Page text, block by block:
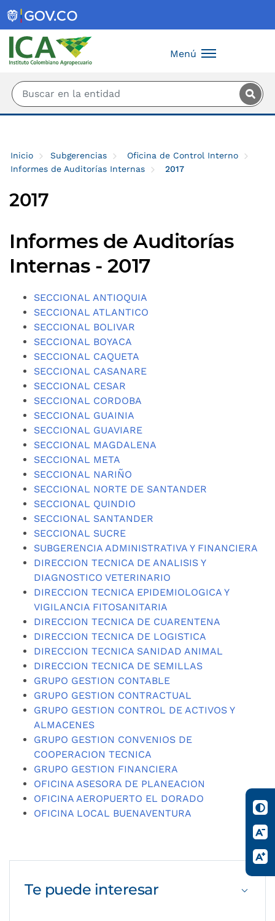
Menú
Inicio Subgerencias
Oficina de Control Interno
Informes de Auditorías Internas
2017
2017
Informes de Auditorías
Internas - 2017
SECCIONAL ANTIOQUIA
SECCIONAL ATLANTICO
SECCIONAL BOLIVAR
SECCIONAL BOYACA
SECCIONAL CAQUETA
SECCIONAL CASANARE
SECCIONAL CESAR
SECCIONAL CORDOBA
SECCIONAL GUAINIA
SECCIONAL GUAVIARE
SECCIONAL MAGDALENA
SECCIONAL META
SECCIONAL NARIÑO
SECCIONAL NORTE DE SANTANDER
SECCIONAL QUINDIO
SECCIONAL SANTANDER
SECCIONAL SUCRE
SUBGERENCIA ADMINISTRATIVA Y FINANCIERA
DIRECCION TECNICA DE ANALISIS Y
DIAGNOSTICO VETERINARIO
DIRECCION TECNICA EPIDEMIOLOGICA Y
VIGILANCIA FITOSANITARIA
DIRECCION TECNICA DE CUARENTENA
DIRECCION TECNICA DE LOGISTICA
DIRECCION TECNICA SANIDAD ANIMAL
DIRECCION TECNICA DE SEMILLAS
GRUPO GESTION CONTABLE
GRUPO GESTION CONTRACTUAL
GRUPO GESTION CONTROL DE ACTIVOS Y
ALMACENES
GRUPO GESTION CONVENIOS DE
COOPERACION TECNICA
GRUPO GESTION FINANCIERA
OFICINA ASESORA DE PLANEACION
OFICINA AEROPUERTO EL DORADO
OFICINA LOCAL BUENAVENTURA
Te puede interesar